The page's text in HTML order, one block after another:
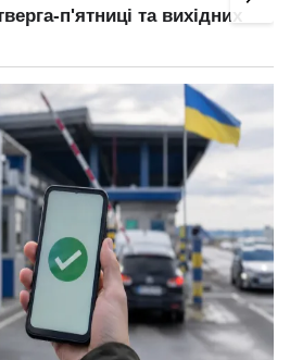
п'ятниці та вихідних